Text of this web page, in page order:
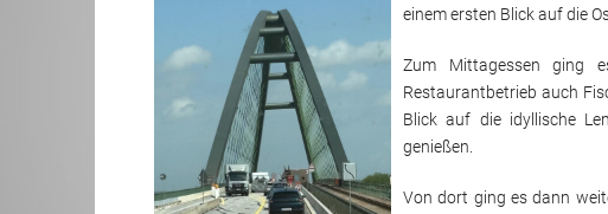
Ansprechpartner
Jahresrückblick
Kontoverbindung
Pflegedienst
Hausnotruf
Selbsthilfe
einem ersten Blick auf die
Zum Mittagessen ging
Restaurantbetrieb auch
Blick auf die idyllische
genießen.
Von dort ging es dann